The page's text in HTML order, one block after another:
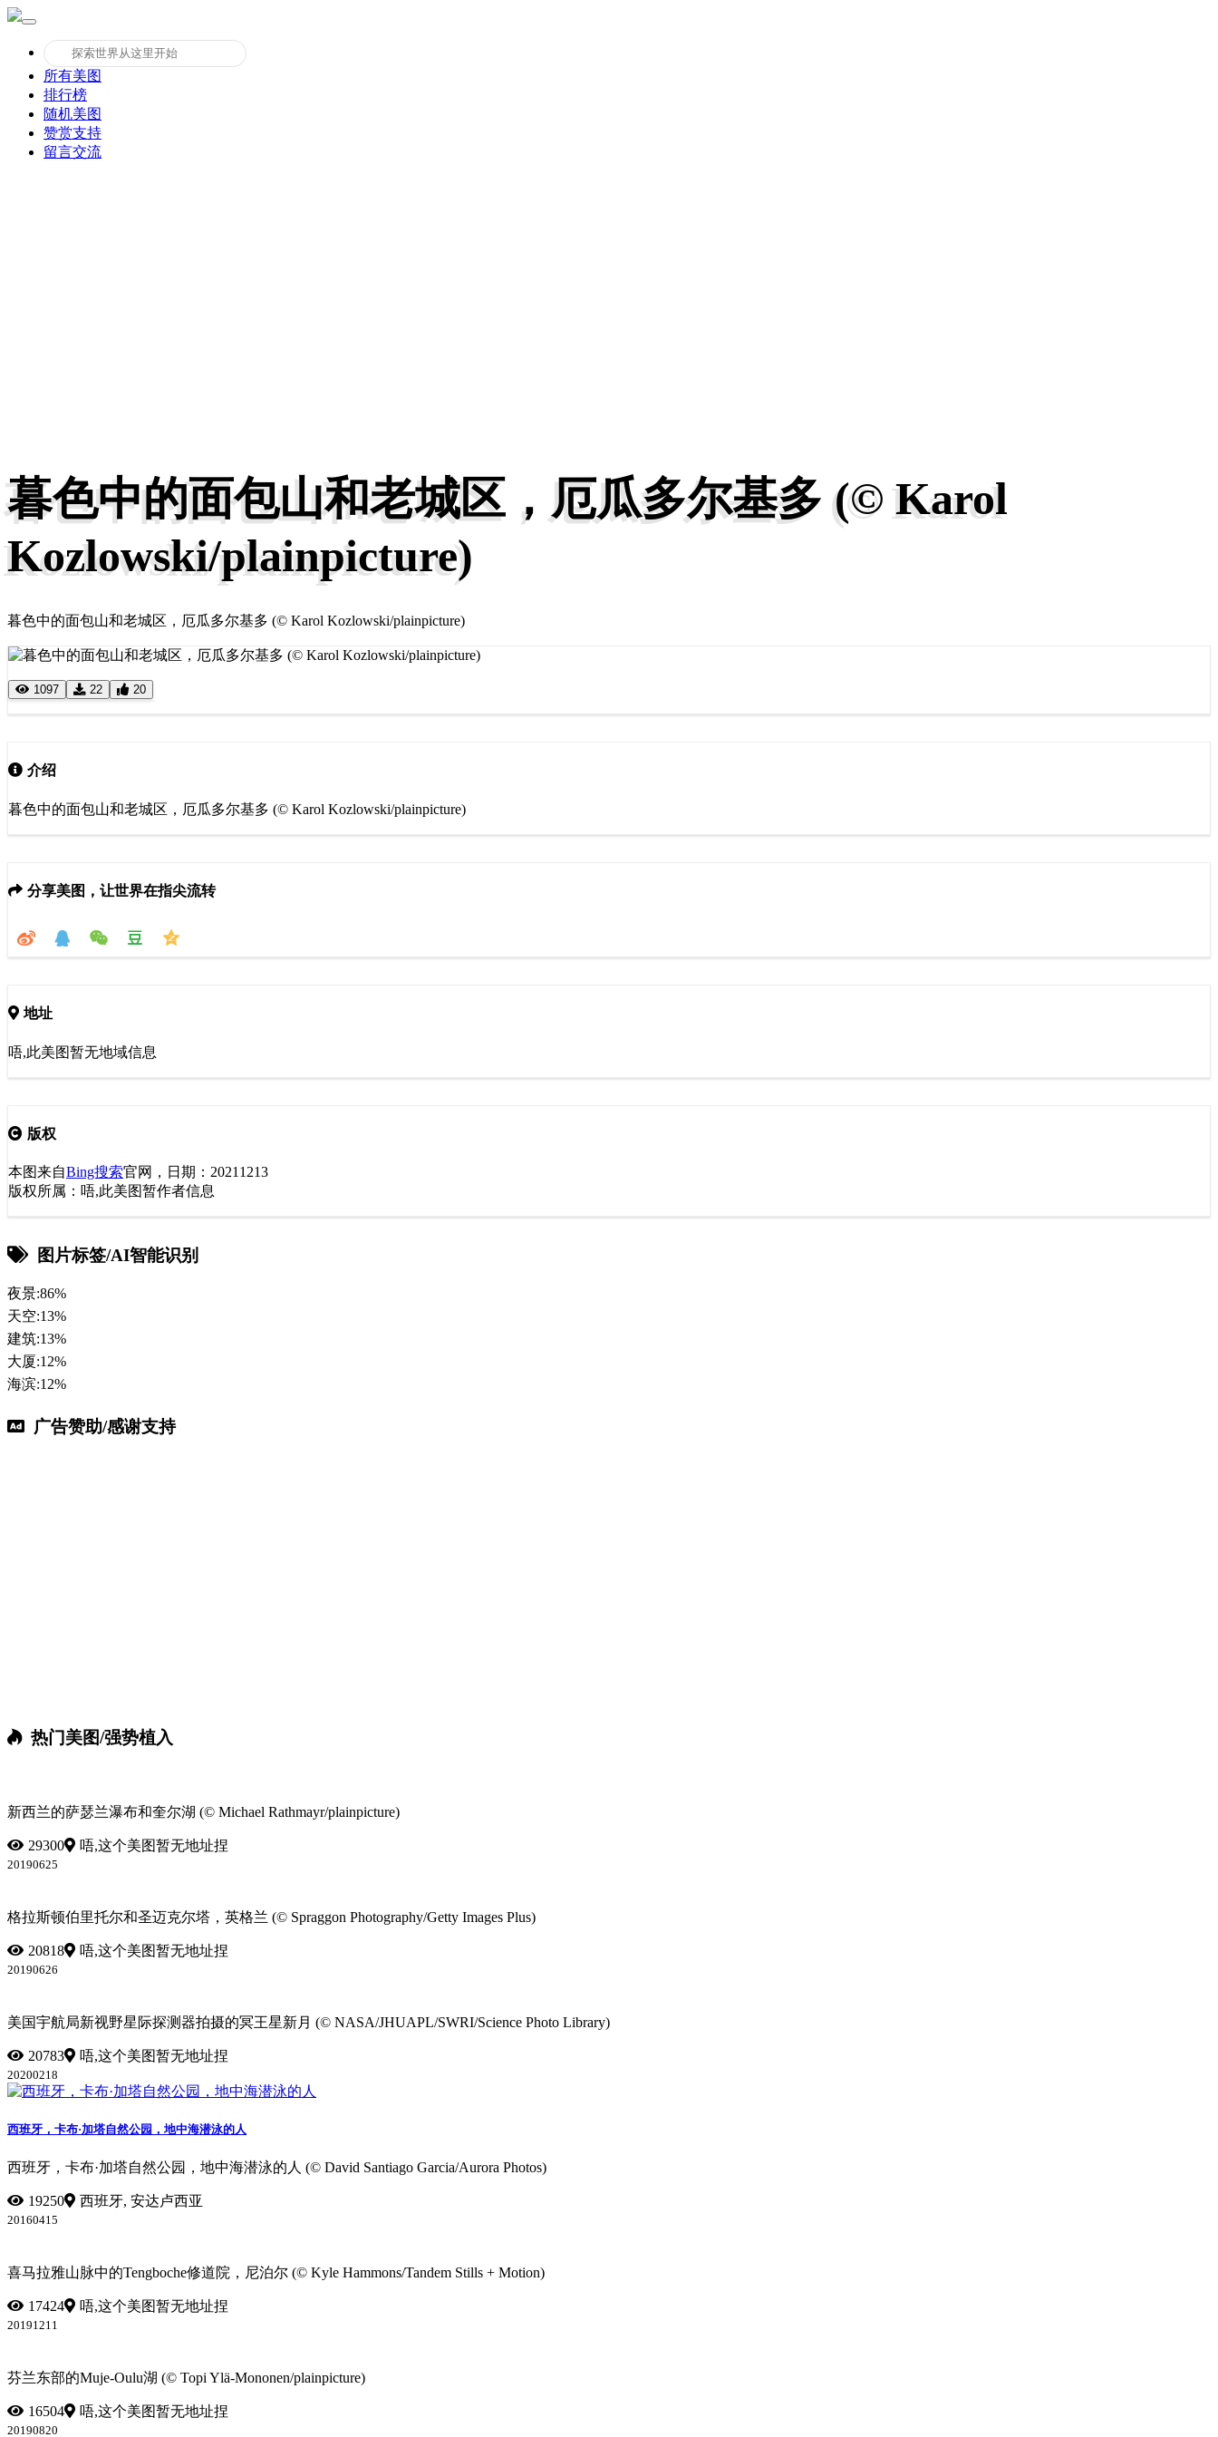
所有美图
排行榜
随机美图
赞赏支持
留言交流
暮色中的面包山和老城区，厄瓜多尔基多 (© Karol
Kozlowski/plainpicture)
暮色中的面包山和老城区，厄瓜多尔基多 (© Karol Kozlowski/plainpicture)
Previous
Next
1097 22 20
介绍
暮色中的面包山和老城区，厄瓜多尔基多 (© Karol Kozlowski/plainpicture)
分享美图，让世界在指尖流转
地址
唔,此美图暂无地域信息
版权
本图来自Bing搜索官网，日期：20211213
版权所属：唔,此美图暂作者信息
图片标签/AI智能识别
夜景:86%
天空:13%
建筑:13%
大厦:12%
海滨:12%
广告赞助/感谢支持
热门美图/强势植入
新西兰的萨瑟兰瀑布和奎尔湖 (© Michael Rathmayr/plainpicture)
29300 唔,这个美图暂无地址捏
20190625
格拉斯顿伯里托尔和圣迈克尔塔，英格兰 (© Spraggon Photography/Getty Images Plus)
20818 唔,这个美图暂无地址捏
20190626
美国宇航局新视野星际探测器拍摄的冥王星新月 (© NASA/JHUAPL/SWRI/Science Photo Library)
20783 唔,这个美图暂无地址捏
20200218
西班牙，卡布·加塔自然公园，地中海潜泳的人
西班牙，卡布·加塔自然公园，地中海潜泳的人 (© David Santiago Garcia/Aurora Photos)
19250 西班牙, 安达卢西亚
20160415
喜马拉雅山脉中的Tengboche修道院，尼泊尔 (© Kyle Hammons/Tandem Stills + Motion)
17424 唔,这个美图暂无地址捏
20191211
芬兰东部的Muje-Oulu湖 (© Topi Ylä-Mononen/plainpicture)
16504 唔,这个美图暂无地址捏
20190820